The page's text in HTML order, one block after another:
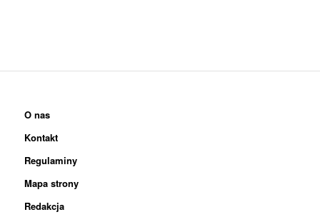
O nas
Kontakt
Regulaminy
Mapa strony
Redakcja